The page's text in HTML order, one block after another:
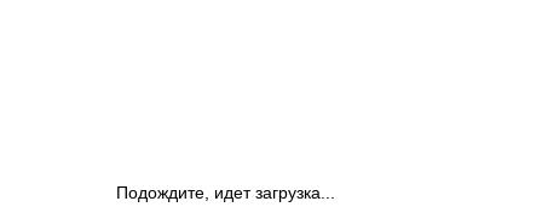
Подождите, идет загрузка...